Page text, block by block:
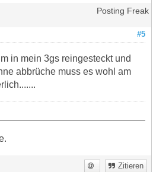
Posting Freak
#5
in mein 3gs reingesteckt und
abbrüche muss es wohl am
Zitieren